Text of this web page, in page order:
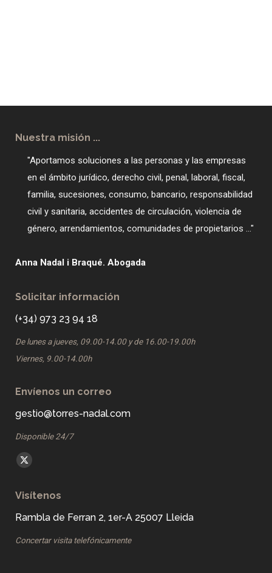
Nuestra misión ...
"Aportamos soluciones a las personas y las empresas
en el ámbito jurídico, derecho civil, penal, laboral, fiscal,
familia, sucesiones, consumo, bancario, responsabilidad
civil y sanitaria, accidentes de circulación, violencia de
género, arrendamientos, comunidades de propietarios ..."
Anna Nadal i Braqué. Abogada
Solicitar información
(+34) 973 23 94 18
De lunes a jueves, 09.00-14.00 y de 16.00-19.00h
Viernes, 9.00-14.00h
Envíenos un correo
gestio@torres-nadal.com
Disponible 24/7
Find us on:
X
opens
in
window
Visítenos
Rambla de Ferran 2, 1er-A 25007 Lleida
Concertar visita telefónicamente